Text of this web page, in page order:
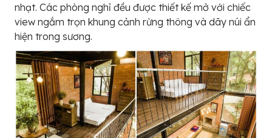
nhạt. Các phòng nghỉ đều được thiết kế mở với chiếc
view ngắm trọn khung cảnh rừng thông và dãy núi ẩn
hiện trong sương.